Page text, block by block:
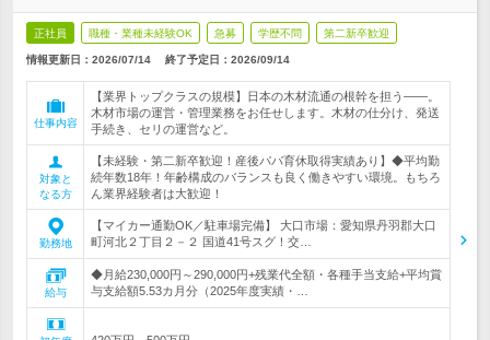
正社員 職種・業種未経験OK 急募 学歴不問 第二新卒歓迎
情報更新日：2026/07/14 終了予定日： 2026/09/14
仕事内容
【業界トップクラスの規模】日本の木材流通の根幹を担う――。
木材市場の運営・管理業務をお任せします。木材の仕分け、発送
手続き、セリの運営など。
対象と
なる方
【未経験・第二新卒歓迎！産後パパ育休取得実績あり】◆平均勤
続年数18年！年齢構成のバランスも良く働きやすい環境。もちろ
ん業界経験者は大歓迎！
勤務地
【マイカー通勤OK／駐車場完備】 大口市場：愛知県丹羽郡大口
町河北２丁目２－２ 国道41号スグ！交…
給与
◆月給230,000円～290,000円+残業代全額・各種手当支給+平均賞
与支給額5.53カ月分（2025年度実績・…